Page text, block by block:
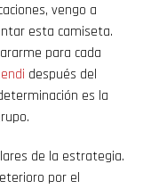
vengo a
esta camiseta.
para cada
después del
es la
de la estrategia.
por el